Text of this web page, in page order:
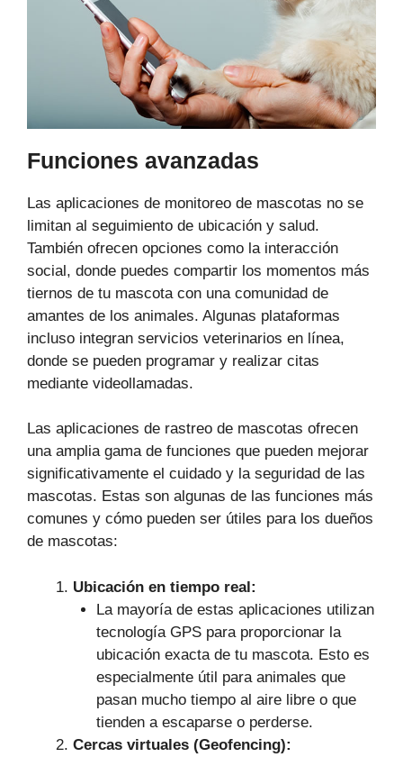
Funciones avanzadas
Las aplicaciones de monitoreo de mascotas no se
limitan al seguimiento de ubicación y salud.
También ofrecen opciones como la interacción
social, donde puedes compartir los momentos más
tiernos de tu mascota con una comunidad de
amantes de los animales. Algunas plataformas
incluso integran servicios veterinarios en línea,
donde se pueden programar y realizar citas
mediante videollamadas.
Las aplicaciones de rastreo de mascotas ofrecen
una amplia gama de funciones que pueden mejorar
significativamente el cuidado y la seguridad de las
mascotas. Estas son algunas de las funciones más
comunes y cómo pueden ser útiles para los dueños
de mascotas:
Ubicación en tiempo real:
La mayoría de estas aplicaciones utilizan
tecnología GPS para proporcionar la
ubicación exacta de tu mascota. Esto es
especialmente útil para animales que
pasan mucho tiempo al aire libre o que
tienden a escaparse o perderse.
Cercas virtuales (Geofencing):